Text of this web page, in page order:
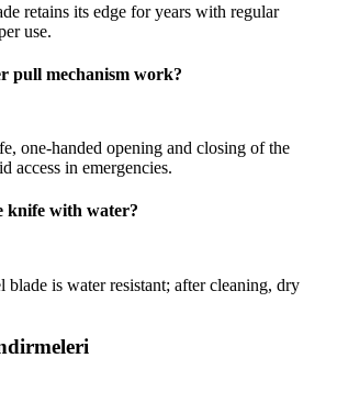
retains its edge for years with regular
use.
pull mechanism work?
one‑handed opening and closing of the
access in emergencies.
knife with water?
blade is water resistant; after cleaning, dry